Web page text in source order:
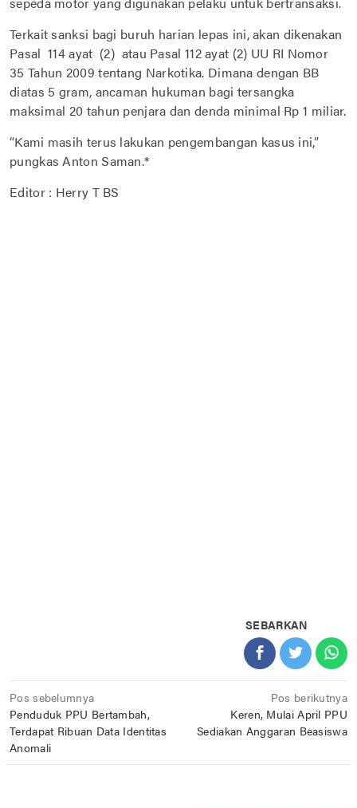
Terkait sanksi bagi buruh harian lepas ini, akan dikenakan
Pasal 114 ayat (2) atau Pasal 112 ayat (2) UU RI Nomor
35 Tahun 2009 tentang Narkotika. Dimana dengan BB
diatas 5 gram, ancaman hukuman bagi tersangka
maksimal 20 tahun penjara dan denda minimal Rp 1 miliar.
“Kami masih terus lakukan pengembangan kasus ini,”
pungkas Anton Saman.*
Editor : Herry T BS
SEBARKAN
Navigasi
pos
Pos sebelumnya
Penduduk PPU Bertambah,
Terdapat Ribuan Data Identitas
Anomali
Pos berikutnya
Keren, Mulai April PPU
Sediakan Anggaran Beasiswa